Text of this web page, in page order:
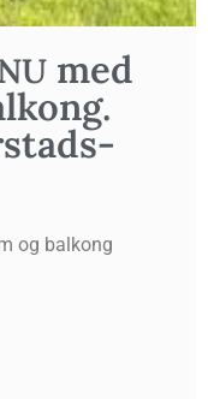
med
og balkong